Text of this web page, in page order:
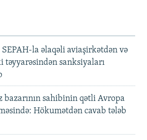
SEPAH-la əlaqəli aviaşirkətdən və
təyyarəsindən sanksiyaları
bazarının sahibinin qətli Avropa
Hökumətdən cavab tələb